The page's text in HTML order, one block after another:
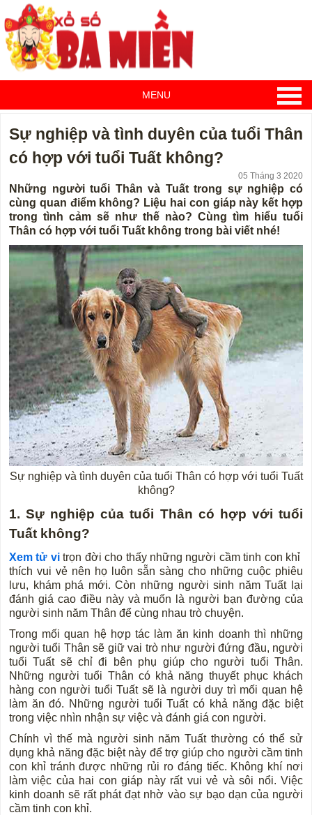
MENU
Sự nghiệp và tình duyên của tuổi Thân
có hợp với tuổi Tuất không?
05 Tháng 3 2020
Những người tuổi Thân và Tuất trong sự nghiệp có
cùng quan điểm không? Liệu hai con giáp này kết hợp
trong tình cảm sẽ như thế nào? Cùng tìm hiểu tuổi
Thân có hợp với tuổi Tuất không trong bài viết nhé!
Sự nghiệp và tình duyên của tuổi Thân có hợp với tuổi Tuất
không?
1. Sự nghiệp của tuổi Thân có hợp với tuổi
Tuất không?
Xem tử vitrọn đời cho thấy những người cầm tinh con khỉ
thích vui vẻ nên họ luôn sẵn sàng cho những cuộc phiêu
lưu, khám phá mới. Còn những người sinh năm Tuất lại
đánh giá cao điều này và muốn là người bạn đường của
người sinh năm Thân để cùng nhau trò chuyện.
Trong mối quan hệ hợp tác làm ăn kinh doanh thì những
người tuổi Thân sẽ giữ vai trò như người đứng đầu, người
tuổi Tuất sẽ chỉ đi bên phụ giúp cho người tuổi Thân.
Những người tuổi Thân có khả năng thuyết phục khách
hàng con người tuổi Tuất sẽ là người duy trì mối quan hệ
làm ăn đó. Những người tuổi Tuất có khả năng đặc biệt
trong việc nhìn nhận sự việc và đánh giá con người.
Chính vì thế mà người sinh năm Tuất thường có thể sử
dụng khả năng đặc biệt này để trợ giúp cho người cầm tinh
con khỉ tránh được những rủi ro đáng tiếc. Không khí nơi
làm việc của hai con giáp này rất vui vẻ và sôi nổi. Việc
kinh doanh sẽ rất phát đạt nhờ vào sự bạo dạn của người
cầm tinh con khỉ.